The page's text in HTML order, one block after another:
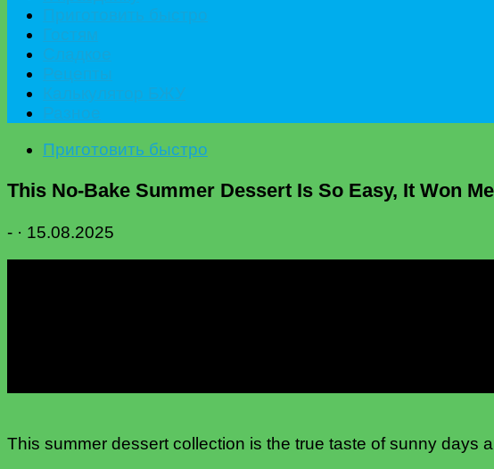
Приготовить быстро
This No-Bake Summer Dessert Is So Easy, It Won
- · 15.08.2025
This summer dessert collection is the true taste of sunny days